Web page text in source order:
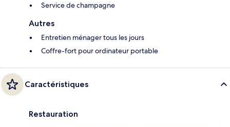
Service de champagne
Autres
Entretien ménager tous les jours
Coffre-fort pour ordinateur portable
Caractéristiques
Restauration